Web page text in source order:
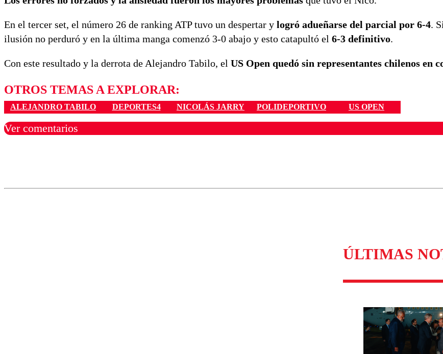
En el tercer set, el número 26 de ranking ATP tuvo un despertar y logró adueñarse del parcial por 6-4.
ilusión no perduró y en la última manga comenzó 3-0 abajo y esto catapultó el 6-3 definitivo.
Con este resultado y la derrota de Alejandro Tabilo, el US Open quedó sin representantes chilenos en
OTROS TEMAS A EXPLORAR:
ALEJANDRO TABILO DEPORTES4 NICOLÁS JARRY POLIDEPORTIVO US OPEN
Ver comentarios
ÚLTIMAS